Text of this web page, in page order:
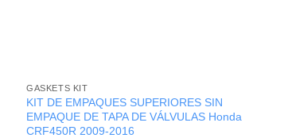
GASKETS KIT
KIT DE EMPAQUES SUPERIORES SIN
EMPAQUE DE TAPA DE VÁLVULAS Honda
CRF450R 2009-2016